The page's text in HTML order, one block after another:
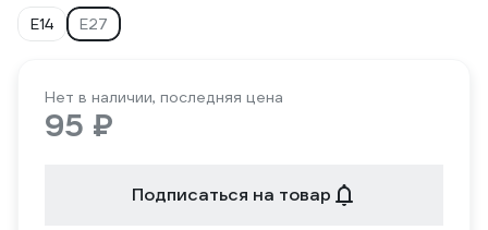
E14
E27
Нет в наличии, последняя цена
95 ₽
Подписаться на товар